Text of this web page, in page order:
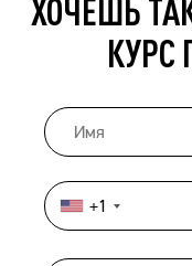
ХОЧЕШЬ
КУРС
United
States
+1
+1